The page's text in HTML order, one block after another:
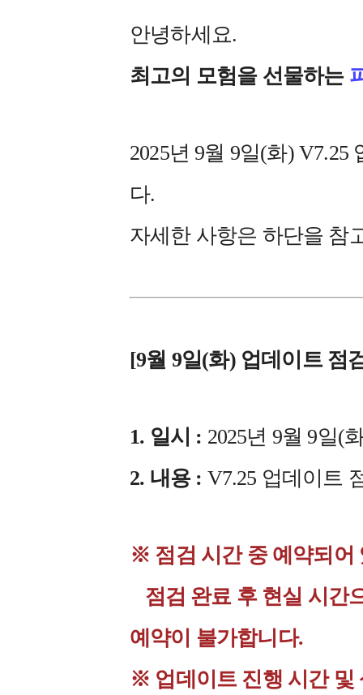
안녕하세요.
최고의 모험을 선물하는
2025년 9월 9일(화)
다.
자세한 사항은 하단을 참
[9월 9일(화) 업데이트 점
1. 일시 : 2025년 9월 9일(
2. 내용 : V7.25 업데이트
※ 점검 시간 중 예약되어
점검 완료 후 현실 시간
예약이 불가합니다.
※ 업데이트 진행 시간 및